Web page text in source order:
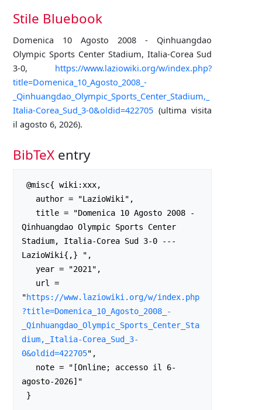
Stile Bluebook
Domenica 10 Agosto 2008 - Qinhuangdao
Olympic Sports Center Stadium, Italia-Corea Sud
3-0, https://www.laziowiki.org/w/index.php?
title=Domenica_10_Agosto_2008_-
_Qinhuangdao_Olympic_Sports_Center_Stadium,_
Italia-Corea_Sud_3-0&oldid=422705 (ultima visita
il agosto 6, 2026).
BibTeX entry
Qinhuangdao Olympic Sports Center
Stadium, Italia-Corea Sud 3-0 ---
LazioWiki{,} ",
"https://www.laziowiki.org/w/index.php
?title=Domenica_10_Agosto_2008_-
_Qinhuangdao_Olympic_Sports_Center_Sta
dium,_Italia-Corea_Sud_3-
0&oldid=422705",
agosto-2026]"